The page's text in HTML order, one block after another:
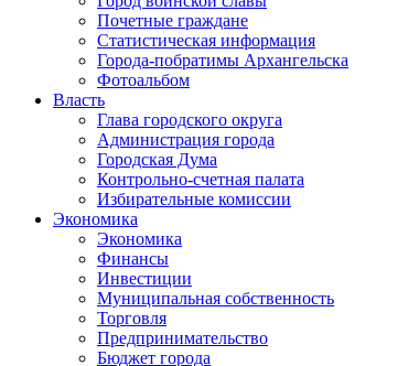
Почетные граждане
Статистическая информация
Города-побратимы Архангельска
Фотоальбом
Власть
Глава городского округа
Администрация города
Городская Дума
Контрольно-счетная палата
Избирательные комиссии
Экономика
Экономика
Финансы
Инвестиции
Муниципальная собственность
Торговля
Предпринимательство
Бюджет города